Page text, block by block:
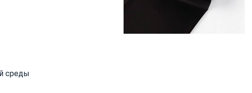
среды